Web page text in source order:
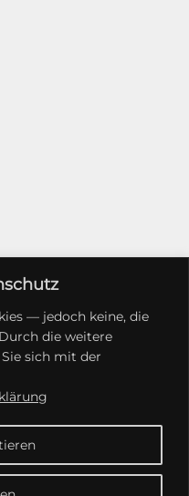
— jedoch keine, die
die weitere
sich mit der